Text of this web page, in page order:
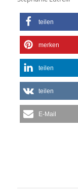
teilen
merken
teilen
teilen
E-Mail